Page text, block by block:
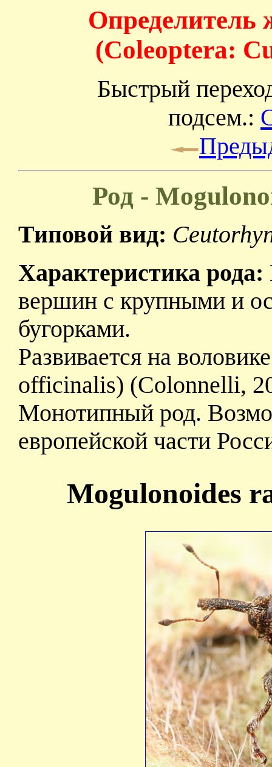
Определитель
(Coleoptera:
Быстрый
подсем.:
Род -
Типовой вид:
Характеристика рода:
вершин с крупными и
бугорками.
Развивается на
officinalis) (Colonnelli,
Монотипный род.
европейской части
Mogulonoides